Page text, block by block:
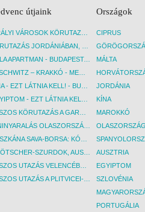
útjaink
GELA APARTMAN - BUDAPEST, REPÜLŐ
Országok
CIPRUS
MÁLTA
JORDÁNIA
KÍNA
MAROKKÓ
OLASZORSZÁG
AUSZTRIA
EGYIPTOM
SZLOVÉNIA
PORTUGÁLIA